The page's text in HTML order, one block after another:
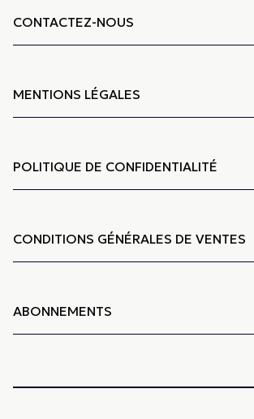
CONTACTEZ-NOUS
MENTIONS LÉGALES
POLITIQUE DE CONFIDENTIALITÉ
CONDITIONS GÉNÉRALES DE VENTES
ABONNEMENTS